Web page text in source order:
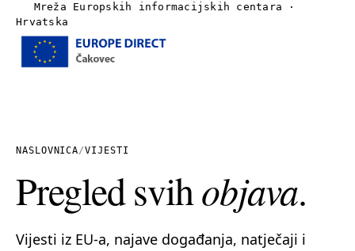
Mreža Europskih informacijskih centara ·
Hrvatska
Vijesti
NASLOVNICA/VIJESTI
Pregled svihobjava.
Vijesti iz EU-a, najave događanja, natječaji i